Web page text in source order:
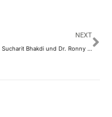
NEXT
Prof. Dr. Sucharit Bhakdi und Dr. Ronny Weikl